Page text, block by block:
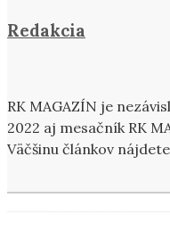
Redakcia
RK MAGAZÍN je
2022 aj mesačník RK
Väčšinu článkov